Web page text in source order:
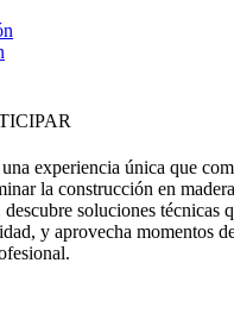
experiencia única que
la construcción en
soluciones técnicas
y aprovecha momentos